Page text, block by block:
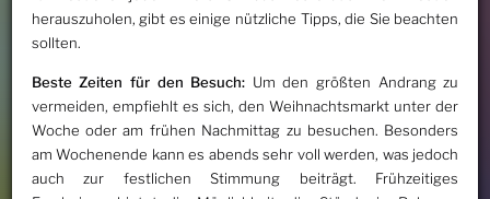
herauszuholen, gibt es einige nützliche Tipps, die Sie beachten
sollten.
Beste Zeiten für den Besuch: Um den größten Andrang zu
vermeiden, empfiehlt es sich, den Weihnachtsmarkt unter der
Woche oder am frühen Nachmittag zu besuchen. Besonders
am Wochenende kann es abends sehr voll werden, was jedoch
auch zur festlichen Stimmung beiträgt. Frühzeitiges